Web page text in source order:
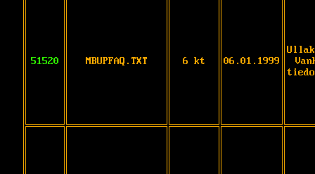
51520 MBUPFAQ.TXT 6 kt 06.01.1999